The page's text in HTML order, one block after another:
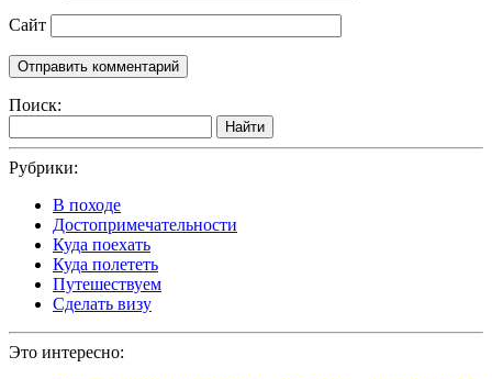
Сайт
Поиск:
Найти
Рубрики:
В походе
Достопримечательности
Куда поехать
Куда полететь
Путешествуем
Сделать визу
Это интересно: